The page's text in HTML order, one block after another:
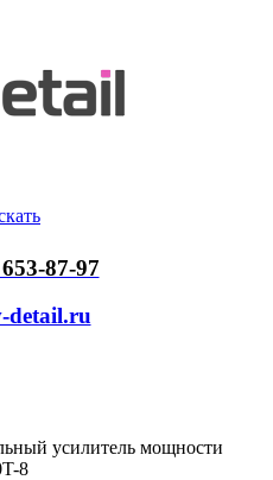
87-97
detail.ru
усилитель мощности
8